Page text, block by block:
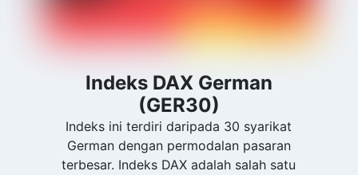
Indeks DAX German
(GER30)
Indeks ini terdiri daripada 30 syarikat
German dengan permodalan pasaran
terbesar. Indeks DAX adalah salah satu